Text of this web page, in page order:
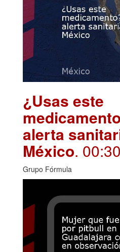
¿Usas este
alerta
México. 00:30
Grupo Fórmula